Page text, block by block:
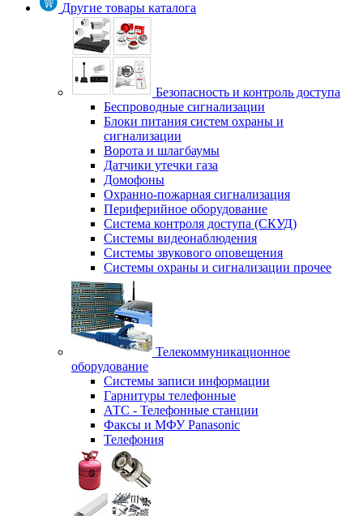
Другие товары каталога
Безопасность и контроль доступа
Беспроводные сигнализации
Блоки питания систем охраны и
сигнализации
Ворота и шлагбаумы
Датчики утечки газа
Домофоны
Охранно-пожарная сигнализация
Периферийное оборудование
Система контроля доступа (СКУД)
Системы видеонаблюдения
Системы звукового оповещения
Системы охраны и сигнализации прочее
Телекоммуникационное
оборудование
Системы записи информации
Гарнитуры телефонные
АТС - Телефонные станции
Факсы и МФУ Panasonic
Телефония